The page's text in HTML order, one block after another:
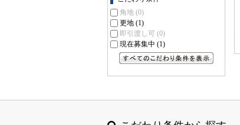
角地 (0)
更地 (1)
即引渡し可 (0)
現在募集中 (1)